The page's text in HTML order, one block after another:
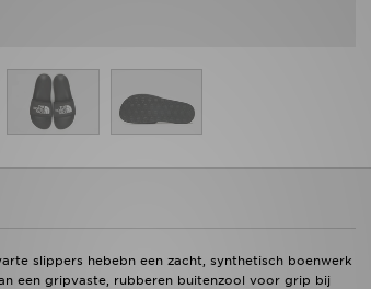
slippers hebebn een zacht, synthetisch boenwerk
een gripvaste, rubberen buitenzool voor grip bij